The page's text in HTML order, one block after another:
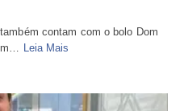
contam com o bolo Dom
Leia Mais